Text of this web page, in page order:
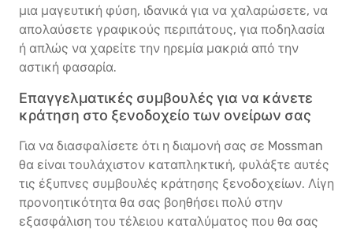
μια μαγευτική φύση, ιδανικά για να χαλαρώσετε, να
απολαύσετε γραφικούς περιπάτους, για ποδηλασία
ή απλώς να χαρείτε την ηρεμία μακριά από την
αστική φασαρία.
Επαγγελματικές συμβουλές για να κάνετε
κράτηση στο ξενοδοχείο των ονείρων σας
Για να διασφαλίσετε ότι η διαμονή σας σε Mossman
θα είναι τουλάχιστον καταπληκτική, φυλάξτε αυτές
τις έξυπνες συμβουλές κράτησης ξενοδοχείων. Λίγη
προνοητικότητα θα σας βοηθήσει πολύ στην
εξασφάλιση του τέλειου καταλύματος που θα σας